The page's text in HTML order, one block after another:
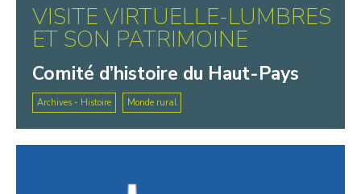
VISITE VIRTUELLE-LUMBRES
ET SON PATRIMOINE
Comité d’histoire du Haut-Pays
Archives - Histoire Monde rural